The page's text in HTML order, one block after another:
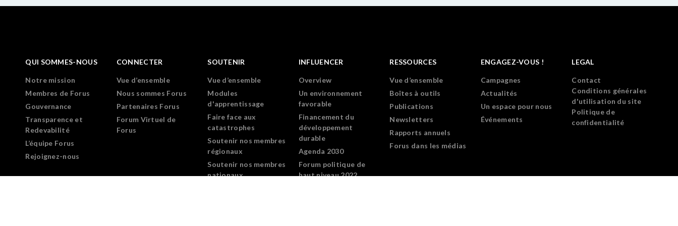
QUI SOMMES-NOUS
Notre mission
Membres de Forus
Gouvernance
Transparence et
Redevabilité
L’équipe Forus
Rejoignez-nous
CONNECTER
Vue d’ensemble
Nous sommes Forus
Partenaires Forus
Forum Virtuel de
Forus
SOUTENIR
Vue d’ensemble
Modules
d'apprentissage
Faire face aux
catastrophes
Soutenir nos membres
régionaux
Soutenir nos membres
nationaux
INFLUENCER
Overview
Un environnement
favorable
Financement du
développement
durable
Agenda 2030
Forum politique de
haut niveau 2022
RESSOURCES
Vue d’ensemble
Boîtes à outils
Publications
Newsletters
Rapports annuels
Forus dans les médias
ENGAGEZ-VOUS !
Campagnes
Actualités
Un espace pour nous
Événements
LEGAL
Contact
Conditions générales
d'utilisation du site
Politique de
confidentialité